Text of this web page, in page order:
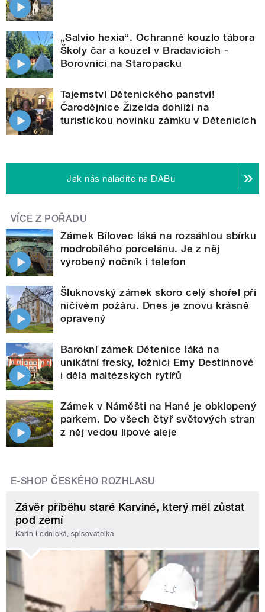
„Salvio hexia“. Ochranné kouzlo tábora
Školy čar a kouzel v Bradavicích -
Borovnici na Staropacku
Tajemství Dětenického panství!
Čarodějnice Žizelda dohlíží na
turistickou novinku zámku v Dětenicích
Jak nás naladíte na DABu
VÍCE Z POŘADU
Zámek Bílovec láká na rozsáhlou sbírku
modrobílého porcelánu. Je z něj
vyrobený nočník i telefon
Šluknovský zámek skoro celý shořel při
ničivém požáru. Dnes je znovu krásně
opravený
Barokní zámek Dětenice láká na
unikátní fresky, ložnici Emy Destinnové
i děla maltézských rytířů
Zámek v Náměšti na Hané je obklopený
parkem. Do všech čtyř světových stran
z něj vedou lipové aleje
E-SHOP ČESKÉHO ROZHLASU
Závěr příběhu staré Karviné, který měl zůstat
pod zemí
Karin Lednická, spisovatelka